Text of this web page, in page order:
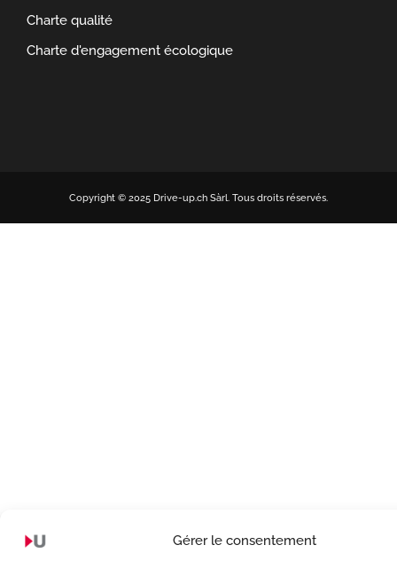
Gérer le consentement
Charte qualité
Charte d'engagement écologique
Copyright © 2025 Drive-up.ch Sàrl. Tous droits réservés.